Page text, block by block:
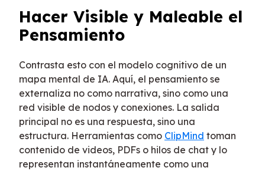
Hacer Visible y Maleable el
Pensamiento
Contrasta esto con el modelo cognitivo de un
mapa mental de IA. Aquí, el pensamiento se
externaliza no como narrativa, sino como una
red visible de nodos y conexiones. La salida
principal no es una respuesta, sino una
estructura. Herramientas como ClipMind toman
contenido de videos, PDFs o hilos de chat y lo
representan instantáneamente como una